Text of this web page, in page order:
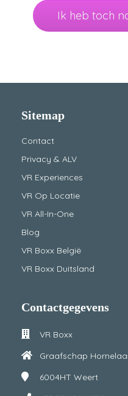
Ik heb toch
Sitemap
Contact
Privacy & ALV
VR Experiences
VR Op Locatie
VR All-In-One
Blog
VR Boxx België
VR Boxx Duitsland
Contactgegevens
VR Boxx
Graafschap
6004HT Weert